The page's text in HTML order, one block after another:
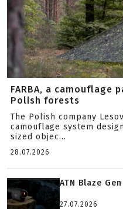
FARBA, a camouflage
Polish forests
The Polish company
camouflage system
sized objec...
28.07.2026
ATN Blaze
27.07.2026